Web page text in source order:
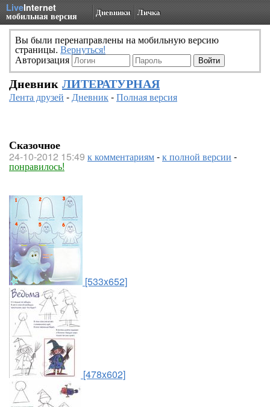
LiveInternet
мобильная версия Дневники Личка
Вы были перенаправлены на мобильную версию
страницы. Вернуться!
Авторизация
Дневник ЛИТЕРАТУРНАЯ
Лента друзей -Дневник-Полная версия
Сказочное
24-10-2012 15:49 к комментариям-к полной версии -
понравилось!
[533x652]
[478x602]